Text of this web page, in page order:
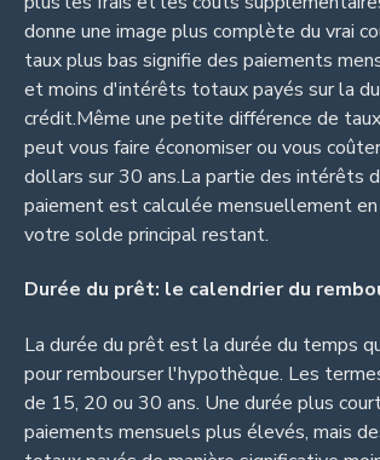
donne une image plus complète du vrai
taux plus bas signifie des paiements
et moins d'intérêts totaux payés sur la
crédit.Même une petite différence de
peut vous faire économiser ou vous
dollars sur 30 ans.La partie des intérêts
paiement est calculée mensuellement
votre solde principal restant.
Durée du prêt: le calendrier du
La durée du prêt est la durée du temps
pour rembourser l'hypothèque. Les
de 15, 20 ou 30 ans. Une durée plus
paiements mensuels plus élevés, mais